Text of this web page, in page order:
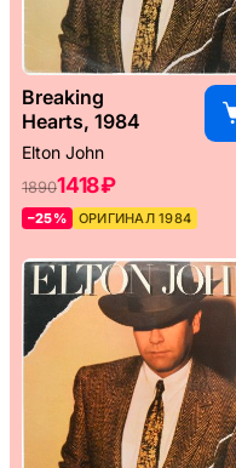
Breaking
Hearts, 1984
Elton John
18901418 ₽
–25% ОРИГИНАЛ 1984